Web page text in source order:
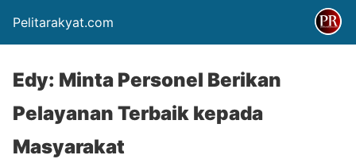
Pelitarakyat.com
Edy: Minta Personel Berikan
Pelayanan Terbaik kepada
Masyarakat